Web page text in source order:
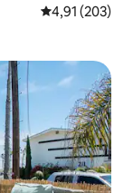
5 üzerinden
4,91 (203)